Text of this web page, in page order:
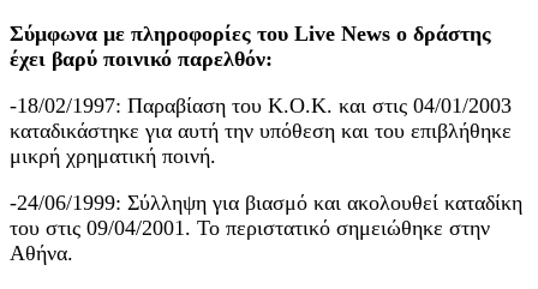
Σύμφωνα με πληροφορίες του Live News o δράστης
έχει βαρύ ποινικό παρελθόν:
-18/02/1997: Παραβίαση του Κ.Ο.Κ. και στις 04/01/2003
καταδικάστηκε για αυτή την υπόθεση και του επιβλήθηκε
μικρή χρηματική ποινή.
-24/06/1999: Σύλληψη για βιασμό και ακολουθεί καταδίκη
του στις 09/04/2001. Το περιστατικό σημειώθηκε στην
Αθήνα.